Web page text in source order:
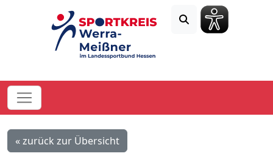
« zurück zur Übersicht